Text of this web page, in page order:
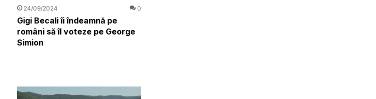
24/09/2024 0
Gigi Becali îi îndeamnă pe
români să îl voteze pe George
Simion